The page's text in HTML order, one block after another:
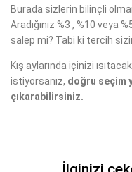
Burada sizlerin bilinçli
Aradığınız %3 , %10 veya
salep mi? Tabi ki tercih
Kış aylarında içinizi
istiyorsanız, doğru seçim
çıkarabilirsiniz.